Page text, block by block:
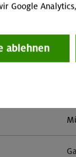
Google
ablehnen